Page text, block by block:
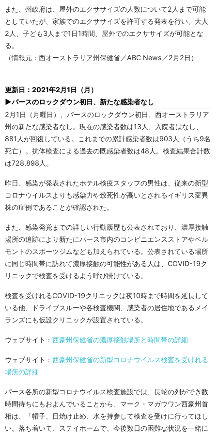
また、州政府は、屋外のエクササイズの人数について2人まで可能
としていたが、家族でのエクササイズを許可する発表を行い、大人
2人、子ども3人まで1日1時間、屋外でのエクササイズが可能とな
る。
（情報元：西オーストラリア州保健省／ABC News／2月2日）
更新日：2021年2月1日（月）
▶パースのロックダウン初日、新たな感染者なし
2月1日（月曜日）、パースのロックダウン初日、西オーストラリア
州の新たな感染者なし。現在の感染者数は13人、入院者はなし、
881人が回復している。これまでの累計感染者数は903人（うち9名
死亡）。抗体検査による過去の既感染者数は48人。検査結果合計数
は728,898人。
昨日、感染が発表されたホテル検疫スタッフの男性は、従来の新型
コロナウイルスよりも感染力や致死性が高いとされるイギリス変異
株の症例であることが確認された。
また、感染発覚までの詳しい行動履歴も公表されており、濃厚接触
場所の追跡により新たにパース市内のコンビニエンスストアやベル
モントのスポーツジムなども加えられている。公表されている場所
に同じ時間帯に訪れて濃厚接触の可能性がある人は、COVID-19ク
リニックで検査を受けるよう呼び掛けている。
検査を受けれるCOVID-19クリニックは夜10時まで時間を延長して
いる他、ドライブスルーや各検査機関、感染者の居住地であるメイ
ランズにも仮設クリニックが設置されている。
ウェブサイト： 西豪州保健省の濃厚接触場所と時間帯の詳細
ウェブサイト： 西豪州保健省の新型コロナウイルス検査を受けれる
場所の詳細
パース各所の新型コロナウイルス検査施設では、長蛇の列ができ数
時間待ちにもおよんでいることから、マーク・マガウワン西豪州首
相は、「帽子、日焼け止め、水を持参して検査を受けに行ってほし
い。落ち着いて、ステイホームで、今後数日の困難な状況を一緒に